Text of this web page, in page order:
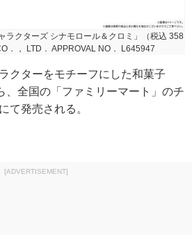
ラクターズ シナモロール＆クロミ」（税込 358
， LTD． APPROVAL NO． L645947
クターをモチーフにした和菓子
、全国の「ファミリーマート」のチ
て発売される。
[ADVERTISEMENT]